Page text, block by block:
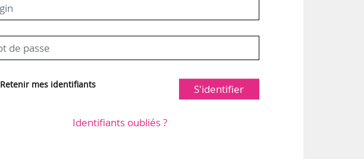
Retenir mes identifiants S'identifier
Identifiants oubliés ?